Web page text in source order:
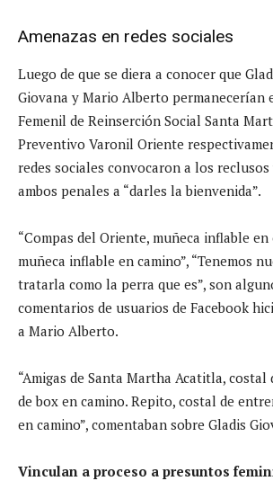
Amenazas en redes sociales
Luego de que se diera a conocer que
Giovana y Mario Alberto permanecerían
Femenil de Reinserción Social Santa
Preventivo Varonil Oriente
redes sociales convocaron a los reclusos
ambos penales a “darles la bienvenida”.
“Compas del Oriente, muñeca inflable
muñeca inflable en camino”, “Tenemos
tratarla como la perra que es”, son
comentarios de usuarios de Facebook
a Mario Alberto.
“Amigas de Santa Martha Acatitla,
de box en camino. Repito, costal de
en camino”, comentaban sobre Gladis
Vinculan a proceso a presuntos